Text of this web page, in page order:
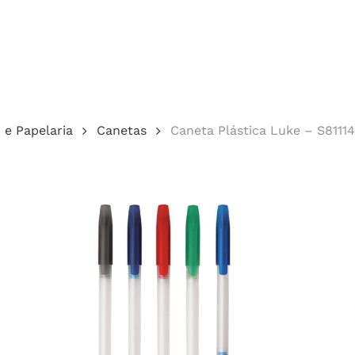
Papelaria Canetas Caneta Plástica Luke – S81114